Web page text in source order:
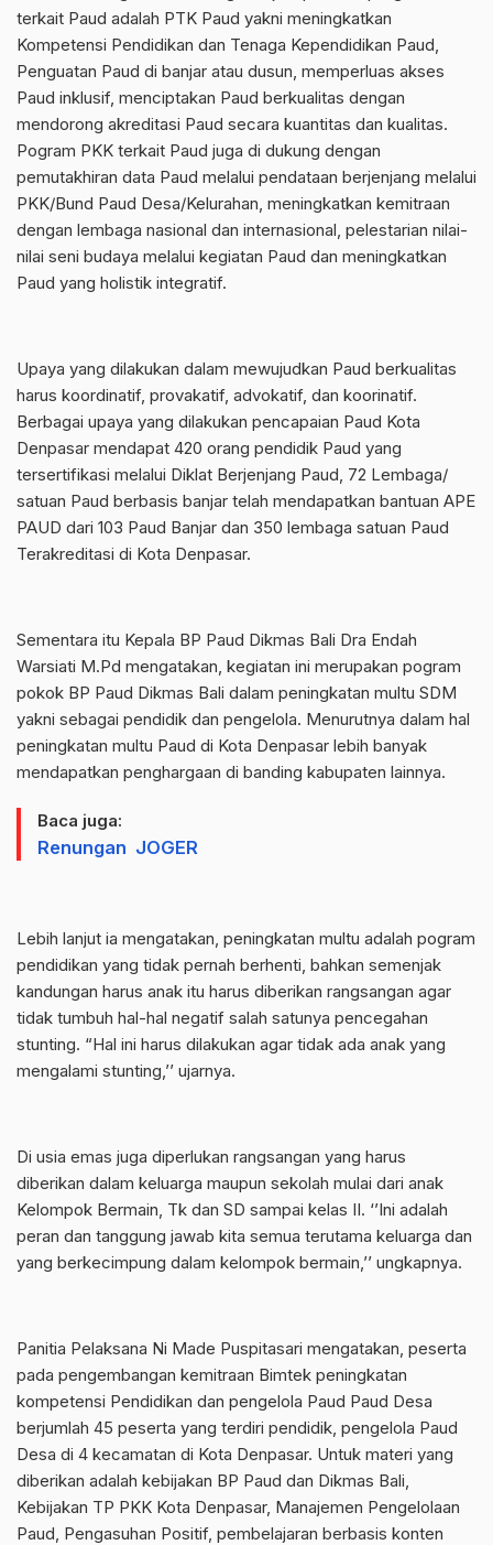
terkait Paud adalah PTK Paud yakni meningkatkan
Kompetensi Pendidikan dan Tenaga Kependidikan Paud,
Penguatan Paud di banjar atau dusun, memperluas akses
Paud inklusif, menciptakan Paud berkualitas dengan
mendorong akreditasi Paud secara kuantitas dan kualitas.
Pogram PKK terkait Paud juga di dukung dengan
pemutakhiran data Paud melalui pendataan berjenjang melalui
PKK/Bund Paud Desa/Kelurahan, meningkatkan kemitraan
dengan lembaga nasional dan internasional, pelestarian nilai-
nilai seni budaya melalui kegiatan Paud dan meningkatkan
Paud yang holistik integratif.
Upaya yang dilakukan dalam mewujudkan Paud berkualitas
harus koordinatif, provakatif, advokatif, dan koorinatif.
Berbagai upaya yang dilakukan pencapaian Paud Kota
Denpasar mendapat 420 orang pendidik Paud yang
tersertifikasi melalui Diklat Berjenjang Paud, 72 Lembaga/
satuan Paud berbasis banjar telah mendapatkan bantuan APE
PAUD dari 103 Paud Banjar dan 350 lembaga satuan Paud
Terakreditasi di Kota Denpasar.
Sementara itu Kepala BP Paud Dikmas Bali Dra Endah
Warsiati M.Pd mengatakan, kegiatan ini merupakan pogram
pokok BP Paud Dikmas Bali dalam peningkatan multu SDM
yakni sebagai pendidik dan pengelola. Menurutnya dalam hal
peningkatan multu Paud di Kota Denpasar lebih banyak
mendapatkan penghargaan di banding kabupaten lainnya.
Baca juga:
Renungan JOGER
Lebih lanjut ia mengatakan, peningkatan multu adalah pogram
pendidikan yang tidak pernah berhenti, bahkan semenjak
kandungan harus anak itu harus diberikan rangsangan agar
tidak tumbuh hal-hal negatif salah satunya pencegahan
stunting. “Hal ini harus dilakukan agar tidak ada anak yang
mengalami stunting,’’ ujarnya.
Di usia emas juga diperlukan rangsangan yang harus
diberikan dalam keluarga maupun sekolah mulai dari anak
Kelompok Bermain, Tk dan SD sampai kelas II. ‘’Ini adalah
peran dan tanggung jawab kita semua terutama keluarga dan
yang berkecimpung dalam kelompok bermain,’’ ungkapnya.
Panitia Pelaksana Ni Made Puspitasari mengatakan, peserta
pada pengembangan kemitraan Bimtek peningkatan
kompetensi Pendidikan dan pengelola Paud Paud Desa
berjumlah 45 peserta yang terdiri pendidik, pengelola Paud
Desa di 4 kecamatan di Kota Denpasar. Untuk materi yang
diberikan adalah kebijakan BP Paud dan Dikmas Bali,
Kebijakan TP PKK Kota Denpasar, Manajemen Pengelolaan
Paud, Pengasuhan Positif, pembelajaran berbasis konten